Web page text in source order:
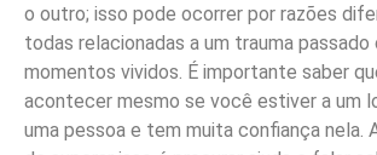
o outro; isso pode ocorrer por razões
todas relacionadas a um trauma passado
momentos vividos. É importante saber
acontecer mesmo se você estiver a um
uma pessoa e tem muita confiança nela.